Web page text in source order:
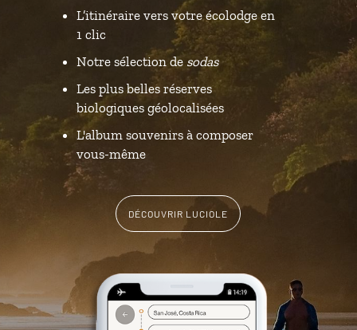
L’itinéraire vers votre écolodge en
1 clic
Notre sélection de sodas
Les plus belles réserves
biologiques géolocalisées
L'album souvenirs à composer
vous-même
DÉCOUVRIR LUCIOLE